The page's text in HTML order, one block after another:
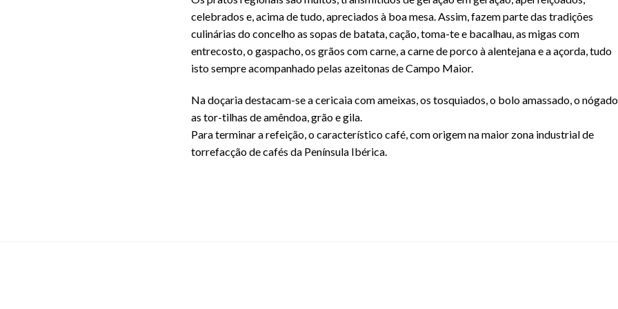
celebrados e, acima de tudo, apreciados à boa mesa. Assim, fazem parte das tradições
culinárias do concelho as sopas de batata, cação, toma-te e bacalhau, as migas com
entrecosto, o gaspacho, os grãos com carne, a carne de porco à alentejana e a açorda, tudo
isto sempre acompanhado pelas azeitonas de Campo Maior.
Na doçaria destacam-se a cericaia com ameixas, os tosquiados, o bolo amassado, o
as tor-tilhas de amêndoa, grão e gila.
Para terminar a refeição, o característico café, com origem na maior zona industrial de
torrefacção de cafés da Península Ibérica.